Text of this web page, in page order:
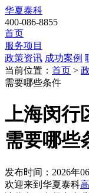
华夏泰科
400-086-8855
首页
服务项目
政策资讯 成功案例
当前位置： 首页 >
需要哪些条件
上海闵行
需要哪些
发布时间：2026年
欢迎来到华夏泰科